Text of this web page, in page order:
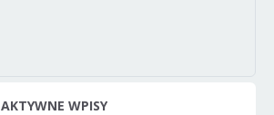
AKTYWNE WPISY